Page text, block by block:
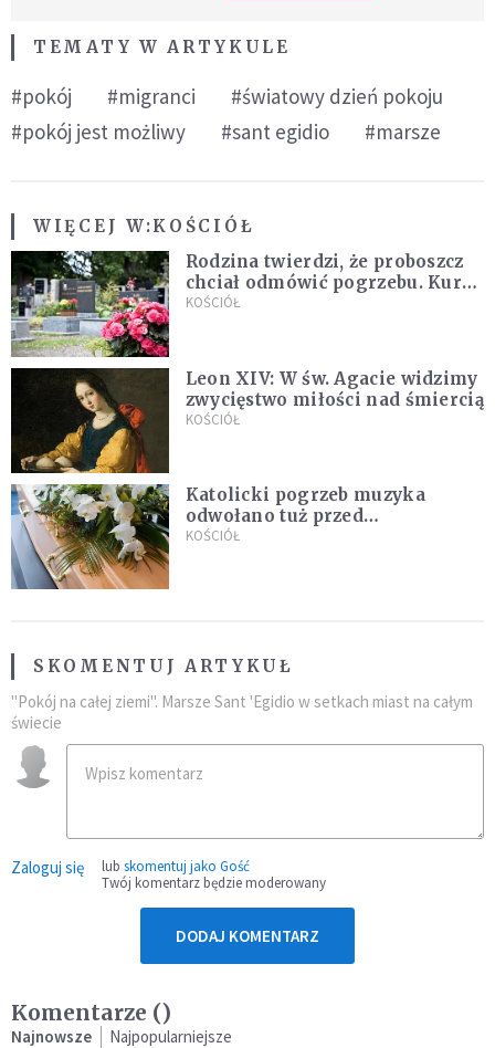
TEMATY W ARTYKULE
#pokój #migranci
#światowy dzień pokoju
#pokój jest możliwy
#sant egidio #marsze
WIĘCEJ W:KOŚCIÓŁ
Rodzina twierdzi, że proboszcz
chciał odmówić pogrzebu. Kuria
zapowiada wyjaśnienia
KOŚCIÓŁ
Leon XIV: W św. Agacie widzimy
zwycięstwo miłości nad śmiercią
KOŚCIÓŁ
Katolicki pogrzeb muzyka
odwołano tuż przed
uroczystością. Powodem była
KOŚCIÓŁ
SKOMENTUJ ARTYKUŁ
"Pokój na całej ziemi". Marsze Sant 'Egidio w setkach miast na całym
świecie
Zaloguj się lub skomentuj jako Gość
Twój komentarz będzie moderowany
DODAJ KOMENTARZ
Komentarze ()
Najnowsze Najpopularniejsze